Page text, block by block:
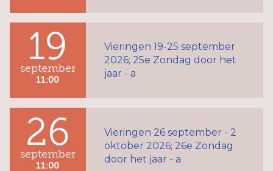
19
september
11:00
Vieringen 19-25 september
2026; 25e Zondag door het
jaar - a
26
september
11:00
Vieringen 26 september - 2
oktober 2026; 26e Zondag
door het jaar - a